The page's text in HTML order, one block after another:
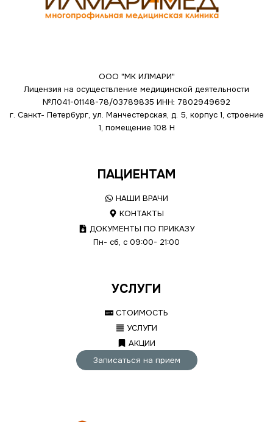
ООО "МК ИЛМАРИ"
Лицензия на осуществление медицинской деятельности
№Л041-01148-78/03789835 ИНН: 7802949692
г. Санкт- Петербург, ул. Манчестерская, д. 5, корпус 1, строение
1, помещение 108 Н
ПАЦИЕНТАМ
НАШИ ВРАЧИ
КОНТАКТЫ
ДОКУМЕНТЫ ПО ПРИКАЗУ
Пн- сб, с 09:00- 21:00
УСЛУГИ
СТОИМОСТЬ
УСЛУГИ
АКЦИИ
Записаться на прием